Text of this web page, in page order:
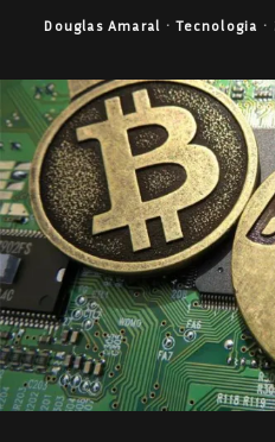
Douglas Amaral · Tecnologia ·